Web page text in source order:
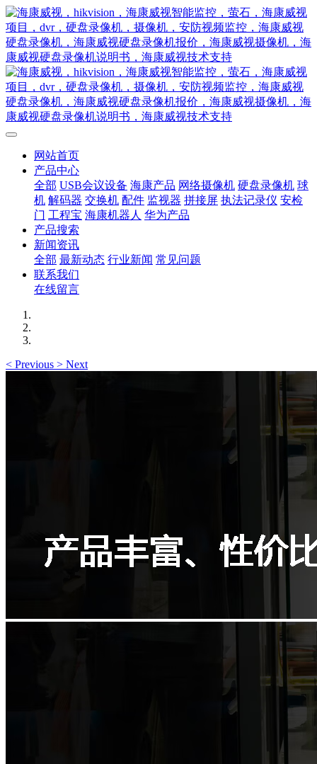
网站首页
产品中心
全部 USB会议设备 海康产品 网络摄像机 硬盘录像机 球
机 解码器 交换机 配件 监视器 拼接屏 执法记录仪 安检
门 工程宝 海康机器人 华为产品
产品搜索
新闻资讯
全部 最新动态 行业新闻 常见问题
联系我们
在线留言
< Previous > Next